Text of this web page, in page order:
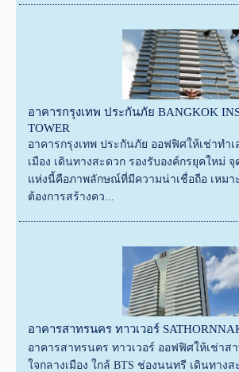
อาคารกรุงเทพ ประกันภัย BANGKOK
TOWER
อาคารกรุงเทพ ประกันภัย ออฟฟิศให้เช่าทำเ
เมือง เดินทางสะดวก รองรับองค์กรยุคใหม่
แห่งนี้คือภาพลักษณ์ที่มีความน่าเชื่อถือ เหมา
ต้องการสร้างคว...
อาคารสาทรนคร ทาวเวอร์
อาคารสาทรนคร ทาวเวอร์ ออฟฟิศให้เช่าส
ใจกลางเมือง ใกล้ BTS ช่องนนทรี เดินทาง